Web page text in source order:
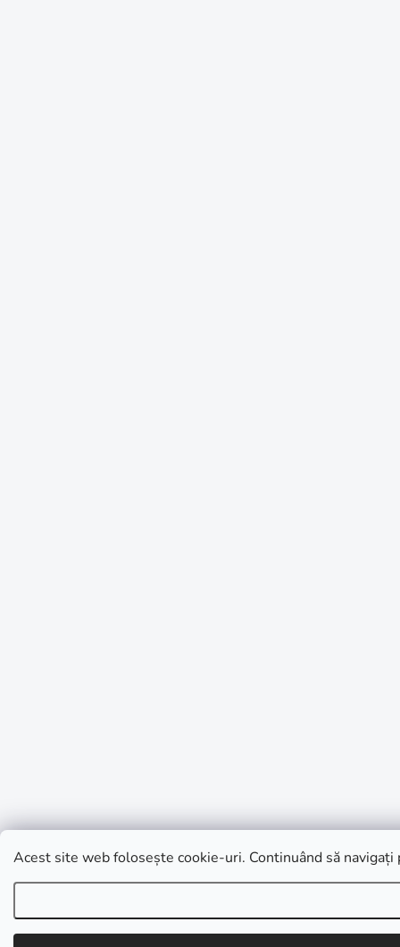
Acest site web folosește cookie-uri. Continuând să